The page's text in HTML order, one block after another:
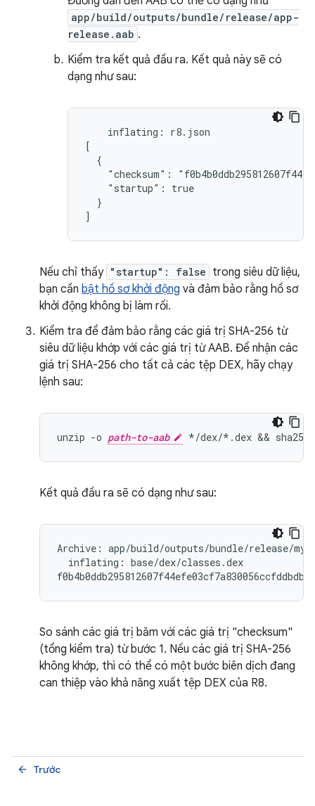
app/build/outputs/bundle/release/app-
release.aab .
Kiểm tra kết quả đầu ra. Kết quả này sẽ có
dạng như sau:
    inflating: r8.json
[
  {
"checksum":
    "startup": true
  }
Nếu chỉ thấy "startup": false trong siêu dữ liệu,
bạn cần bật hồ sơ khởi động và đảm bảo rằng hồ sơ
khởi động không bị làm rối.
Kiểm tra để đảm bảo rằng các giá trị SHA-256 từ
siêu dữ liệu khớp với các giá trị từ AAB. Để nhận các
giá trị SHA-256 cho tất cả các tệp DEX, hãy chạy
lệnh sau:
unzip -o path-to-aab
Kết quả đầu ra sẽ có dạng như sau:
Archive: app/build/outputs/bundle/release/
  inflating: base/dex/classes.dex
So sánh các giá trị băm với các giá trị "checksum"
(tổng kiểm tra) từ bước 1. Nếu các giá trị SHA-256
không khớp, thì có thể có một bước biên dịch đang
can thiệp vào khả năng xuất tệp DEX của R8.
Trước
arrow_back